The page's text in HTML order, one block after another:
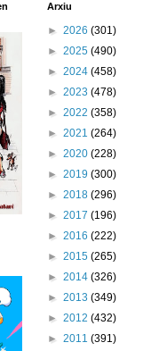
Arxiu
► 2026 (301)
► 2025 (490)
► 2024 (458)
► 2023 (478)
► 2022 (358)
► 2021 (264)
► 2020 (228)
► 2019 (300)
► 2018 (296)
► 2017 (196)
► 2016 (222)
► 2015 (265)
► 2014 (326)
► 2013 (349)
► 2012 (432)
► 2011 (391)